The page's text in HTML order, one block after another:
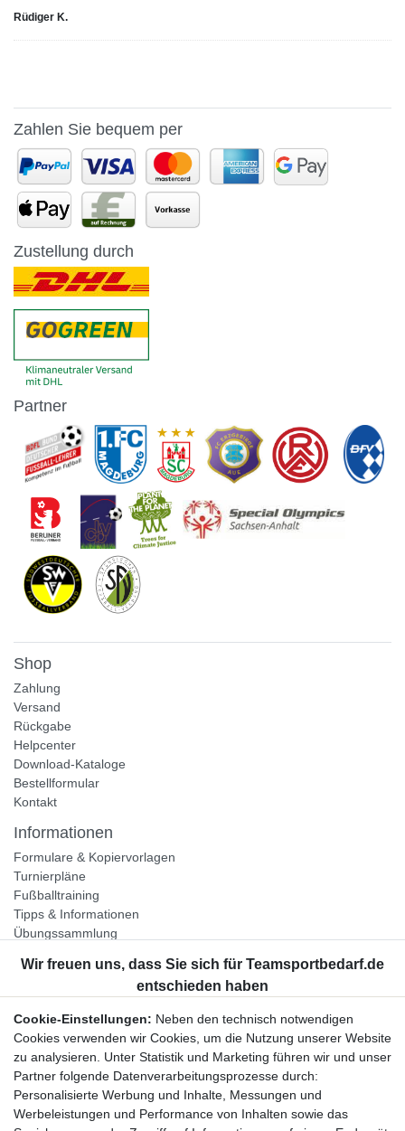
Rüdiger K.
Zahlen Sie bequem per
Zustellung durch
Partner
Shop
Zahlung
Versand
Rückgabe
Helpcenter
Download-Kataloge
Bestellformular
Kontakt
Informationen
Formulare & Kopiervorlagen
Turnierpläne
Fußballtraining
Tipps & Informationen
Übungssammlung
Unternehmen
Widerrufsrecht
Bestellung widerrufen
Datenschutzerklärung
AGB
Cookie-Einstellungen: Neben den technisch notwendigen
Cookies verwenden wir Cookies, um die Nutzung unserer Website
zu analysieren. Unter Statistik und Marketing führen wir und unser
Partner folgende Datenverarbeitungsprozesse durch:
Personalisierte Werbung und Inhalte, Messungen und
Werbeleistungen und Performance von Inhalten sowie das